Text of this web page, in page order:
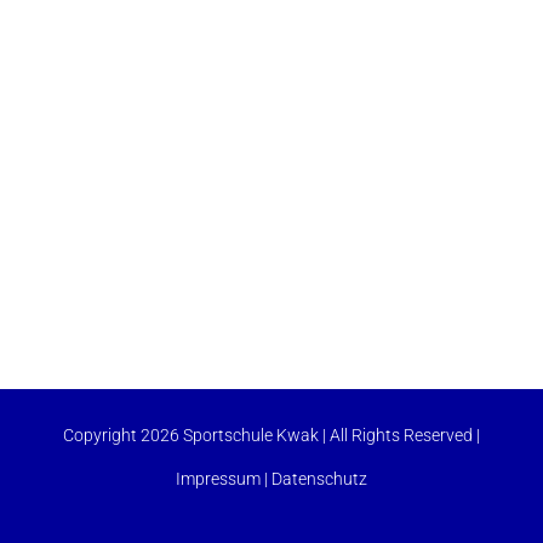
Copyright 2026 Sportschule Kwak | All Rights Reserved |
Impressum | Datenschutz